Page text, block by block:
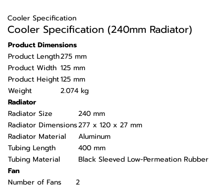
Cooler Specification
Cooler Specification (240mm Radiator)
Product Dimensions
Product Length275 mm
Product Width 125 mm
Product Height125 mm
Weight
2.074 kg
Radiator
Radiator Size
240 mm
Radiator Dimensions277 x 120 x 27 mm
Radiator Material
Aluminum
Tubing Length
400 mm
Tubing Material
Black Sleeved Low-Permeation Rubber
Fan
Number of Fans
2